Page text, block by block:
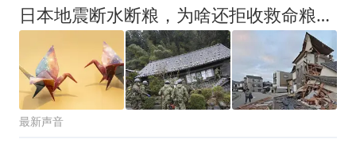
日本地震断水断粮，为啥还拒收救命粮？看看送的是啥就知道
最新声音